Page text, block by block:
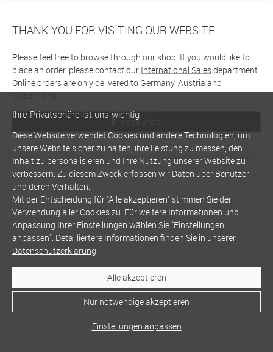
THANK YOU FOR VISITING OUR WEBSITE.
Please feel free to browse through our shop. If you would like to
place an order, please contact our International Salesdepartment.
Online orders are only delivered to Germany, Austria and
Switzerland
Browse shop
Ihre Privatsphäre ist uns wichtig
Diese Website verwendet Cookies und andere Technologien, um
unsere Website sicher zu halten, ihre Leistung zu messen, den
Inhalt zu personalisieren und Ihre Nutzung unserer Website zu
verbessern. Zu diesem Zweck erfassen wir Daten über Benutzer
und deren Verhalten.
Mit der Entscheidung für "Alle akzeptieren" stimmen Sie der
Verwendung aller Cookies zu. Für weitere Informationen und
Anpassung Ihrer Einstellungen wählen Sie "Einstellungen
anpassen". Detailliertere Informationen finden Sie in unserer
Datenschutzerklärung.
Alle akzeptieren
Nur notwendige akzeptieren
Einstellungen anpassen